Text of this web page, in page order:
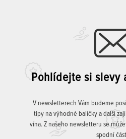
Pohlídejte si slevy
V newsletterech Vám budeme
tipy na výhodné balíčky a další
vína. Z našeho newsletteru se
spodní